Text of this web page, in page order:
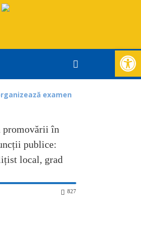
examen
promovării în
publice:
local, grad
827
Deschide